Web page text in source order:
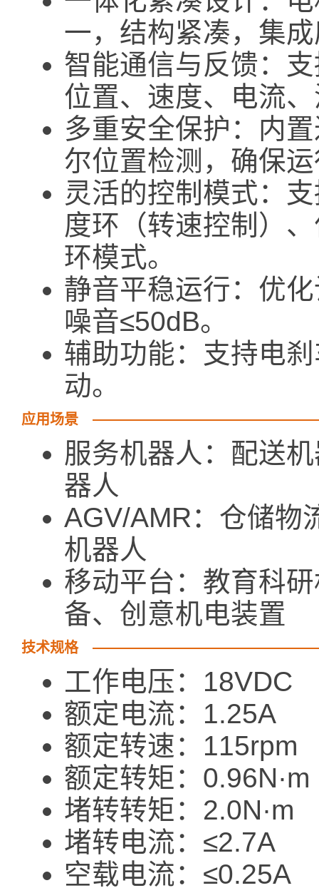
一，结构紧凑，集
智能通信与反馈：
位置、速度、电流
多重安全保护：内
尔位置检测，确保
灵活的控制模式：
度环（转速控制）
环模式。
静音平稳运行：优
噪音≤50dB。
辅助功能：支持电
动。
应用场景
服务机器人：配送
器人
AGV/AMR：仓储物
机器人
移动平台：教育科
备、创意机电装置
技术规格
工作电压：18VDC
额定电流：1.25A
额定转速：115rpm
额定转矩：0.96N·m
堵转转矩：2.0N·m
堵转电流：≤2.7A
空载电流：≤0.25A